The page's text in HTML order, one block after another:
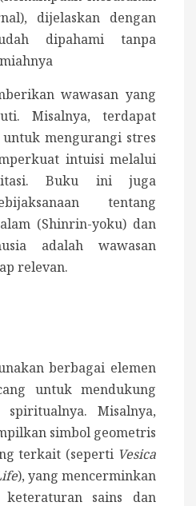
dijelaskan dengan
dipahami tanpa
wawasan yang
Misalnya, terdapat
mengurangi stres
intuisi melalui
Buku ini juga
tentang
(Shinrin-yoku) dan
adalah wawasan
relevan.
berbagai elemen
untuk mendukung
Misalnya,
simbol geometris
terkait (seperti Vesica
), yang mencerminkan
sains dan